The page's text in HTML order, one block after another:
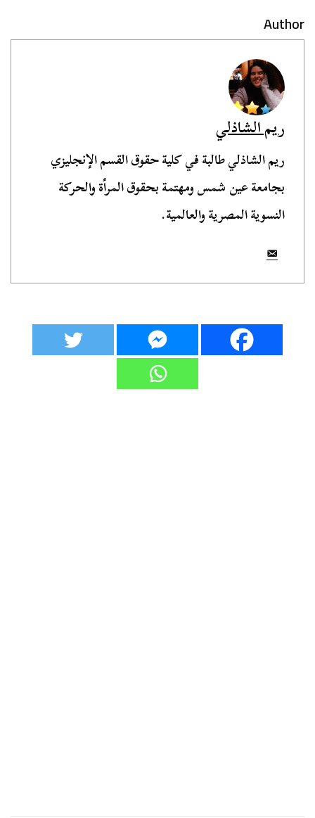
Author
ريم الشاذلي
ريم الشاذلي طالبة في كلية حقوق القسم الإنجليزي
بجامعة عين شمس ومهتمة بحقوق المرأة والحركة
النسوية المصرية والعالمية.